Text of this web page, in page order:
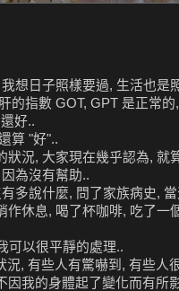
想日子照樣要過, 生活也是
的指數 GOT, GPT 是正常
好..
算 "好"..
況, 大家現在幾乎認為,
為沒有幫助..
多說什麼, 問了家族病史,
休息, 喝了杯咖啡, 吃了一
可以很平靜的處理..
, 有些人有驚嚇到, 有些
因我的身體起了變化而有所